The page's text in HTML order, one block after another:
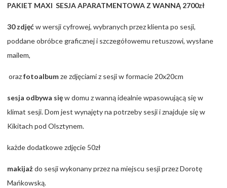
PAKIET MAXI SESJA APARATMENTOWA Z WANNĄ 2700zł
30 zdjęćw wersji cyfrowej, wybranych przez klienta po sesji,
poddane obróbce graficznej i szczegółowemu retuszowi, wysłane
mailem,
orazfotoalbumze zdjęciami z sesji w formacie 20x20cm
sesja odbywa sięw domu z wanną idealnie wpasowującą się w
klimat sesji. Dom jest wynajęty na potrzeby sesji i znajduje się w
Kikitach pod Olsztynem.
każde dodatkowe zdjęcie 50zł
makijaż do sesji wykonany przez na miejscu sesji przez Dorotę
Mańkowską.